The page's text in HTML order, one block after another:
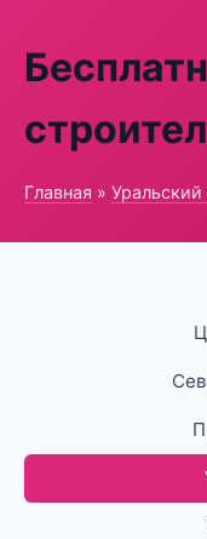
Главная »